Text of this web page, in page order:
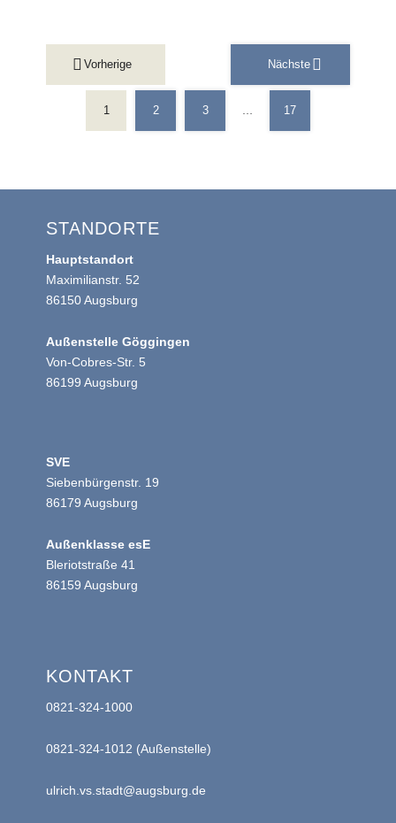
Vorherige
SEITENNUMMERIERUNG
DER
BEITRÄGE
1 2 3 … 17
Nächste
STANDORTE
Hauptstandort
Maximilianstr. 52
86150 Augsburg
Außenstelle Göggingen
Von-Cobres-Str. 5
86199 Augsburg
SVE
Siebenbürgenstr. 19
86179 Augsburg
Außenklasse esE
Bleriotstraße 41
86159 Augsburg
KONTAKT
0821-324-1000
0821-324-1012 (Außenstelle)
ulrich.vs.stadt@augsburg.de